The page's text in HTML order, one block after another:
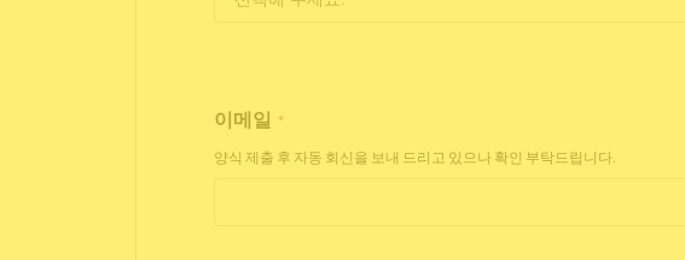
이메일 *
양식 제출 후 자동 회신을 보내 드리고 있으나 확인 부탁드립니다.